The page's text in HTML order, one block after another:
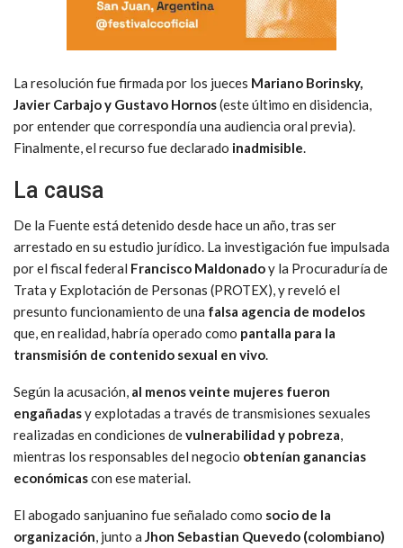
La resolución fue firmada por los jueces Mariano Borinsky,
Javier Carbajo y Gustavo Hornos(este último en disidencia,
por entender que correspondía una audiencia oral previa).
Finalmente, el recurso fue declarado inadmisible.
La causa
De la Fuente está detenido desde hace un año, tras ser
arrestado en su estudio jurídico. La investigación fue impulsada
por el fiscal federal Francisco Maldonadoy la Procuraduría de
Trata y Explotación de Personas (PROTEX), y reveló el
presunto funcionamiento de una falsa agencia de modelos
que, en realidad, habría operado como pantalla para la
transmisión de contenido sexual en vivo.
Según la acusación, al menos veinte mujeres fueron
engañadasy explotadas a través de transmisiones sexuales
realizadas en condiciones devulnerabilidad y pobreza,
mientras los responsables del negocio obtenían ganancias
económicascon ese material.
El abogado sanjuanino fue señalado como socio de la
organización, junto a Jhon Sebastian Quevedo (colombiano)